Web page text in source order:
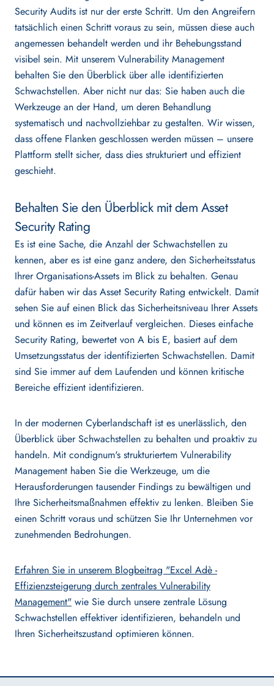
Security Audits ist nur der erste Schritt. Um den Angreifern
tatsächlich einen Schritt voraus zu sein, müssen diese auch
angemessen behandelt werden und ihr Behebungsstand
visibel sein. Mit unserem Vulnerability Management
behalten Sie den Überblick über alle identifizierten
Schwachstellen. Aber nicht nur das: Sie haben auch die
Werkzeuge an der Hand, um deren Behandlung
systematisch und nachvollziehbar zu gestalten. Wir wissen,
dass offene Flanken geschlossen werden müssen – unsere
Plattform stellt sicher, dass dies strukturiert und effizient
geschieht.
Behalten Sie den Überblick mit dem Asset
Security Rating
Es ist eine Sache, die Anzahl der Schwachstellen zu
kennen, aber es ist eine ganz andere, den Sicherheitsstatus
Ihrer Organisations-Assets im Blick zu behalten. Genau
dafür haben wir das Asset Security Rating entwickelt. Damit
sehen Sie auf einen Blick das Sicherheitsniveau Ihrer Assets
und können es im Zeitverlauf vergleichen. Dieses einfache
Security Rating, bewertet von A bis E, basiert auf dem
Umsetzungsstatus der identifizierten Schwachstellen. Damit
sind Sie immer auf dem Laufenden und können kritische
Bereiche effizient identifizieren.
In der modernen Cyberlandschaft ist es unerlässlich, den
Überblick über Schwachstellen zu behalten und proaktiv zu
handeln. Mit condignum's strukturiertem Vulnerability
Management haben Sie die Werkzeuge, um die
Herausforderungen tausender Findings zu bewältigen und
Ihre Sicherheitsmaßnahmen effektiv zu lenken. Bleiben Sie
einen Schritt voraus und schützen Sie Ihr Unternehmen vor
zunehmenden Bedrohungen.
Erfahren Sie in unserem Blogbeitrag "Excel Adè -
Effizienzsteigerung durch zentrales Vulnerability
Management" wie Sie durch unsere zentrale Lösung
Schwachstellen effektiver identifizieren, behandeln und
Ihren Sicherheitszustand optimieren können.